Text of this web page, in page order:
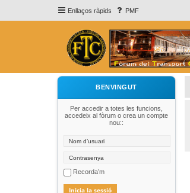
Enllaços ràpids PMF
BENVINGUT
Per accedir a totes les funcions,
accedeix al fòrum o crea un compte
nou::
Recorda’m